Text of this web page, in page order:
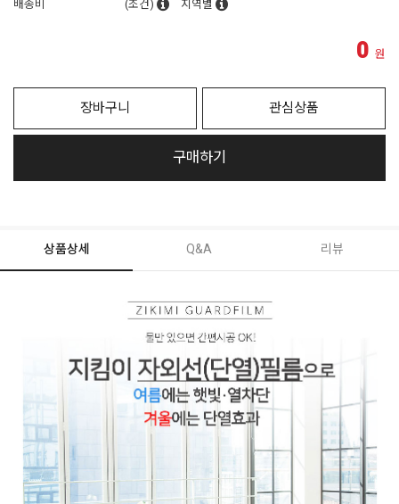
배송비
(조건) 지역별
0 원
장바구니 관심상품
구매하기
상품상세 Q&A 리뷰